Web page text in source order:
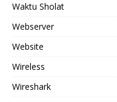
Waktu Sholat
Webserver
Website
Wireless
Wireshark